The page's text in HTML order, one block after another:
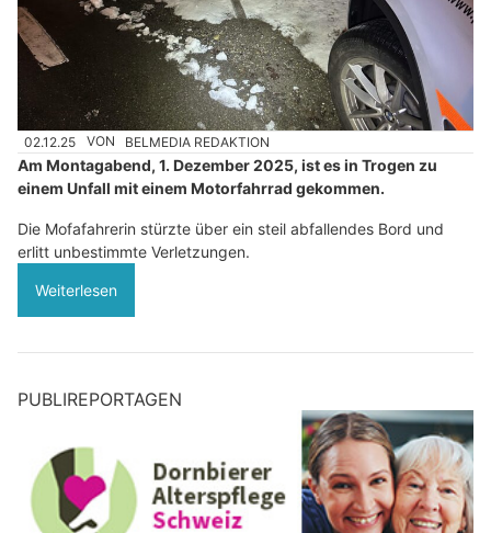
02.12.25 VON BELMEDIA REDAKTION
Am Montagabend, 1. Dezember 2025, ist es in Trogen zu
einem Unfall mit einem Motorfahrrad gekommen.
Die Mofafahrerin stürzte über ein steil abfallendes Bord und
erlitt unbestimmte Verletzungen.
Weiterlesen
PUBLIREPORTAGEN